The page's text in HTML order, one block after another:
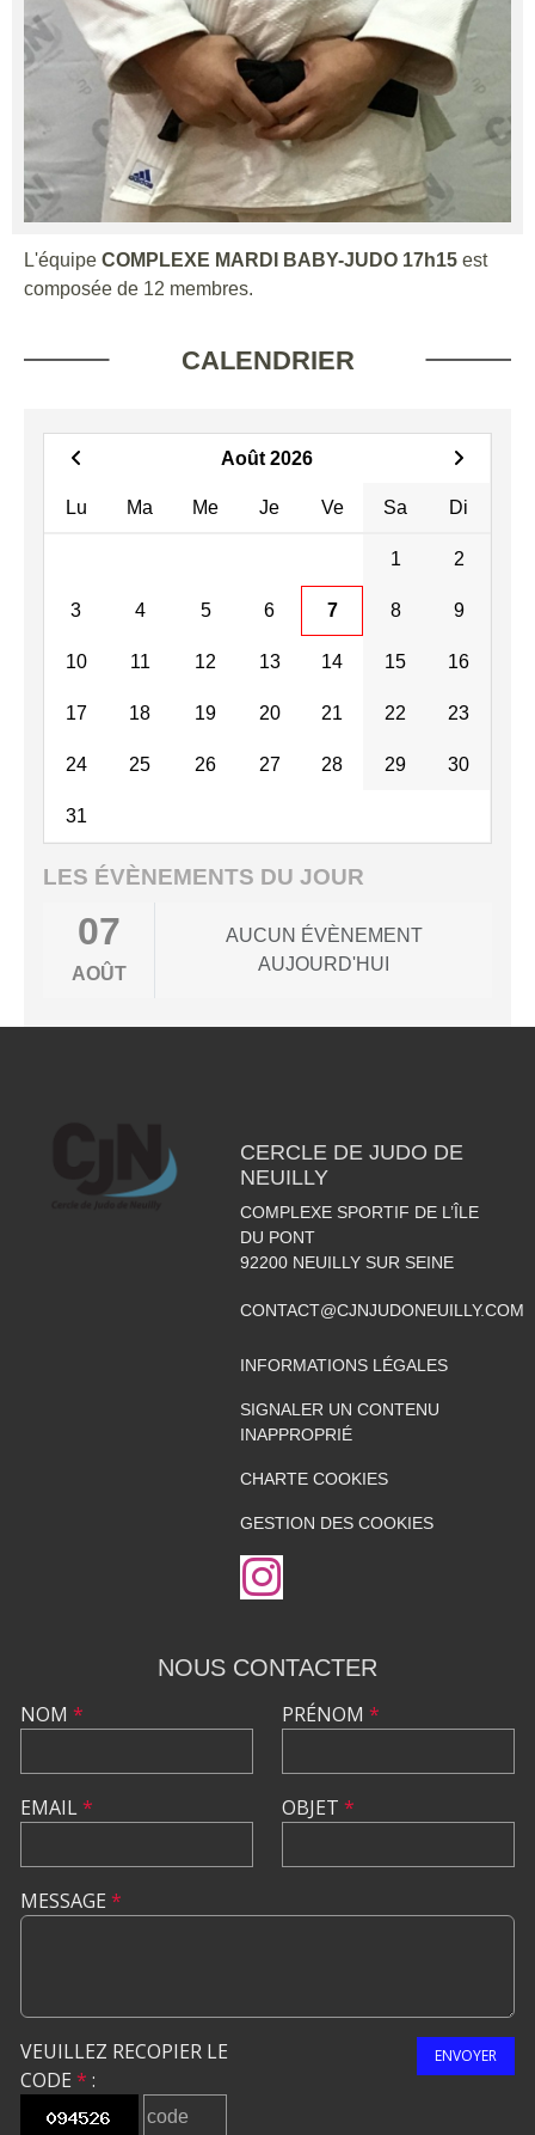
L'équipe COMPLEXE MARDI BABY-JUDO 17h15 est
composée de 12 membres.
CALENDRIER
Août 2026
Lu Ma Me Je Ve Sa Di
1 2
3 4 5 6 7 8 9
10 11 12 13 14 15 16
17 18 19 20 21 22 23
24 25 26 27 28 29 30
31
LES ÉVÈNEMENTS DU JOUR
07
AOÛT
AUCUN ÉVÈNEMENT
AUJOURD'HUI
CERCLE DE JUDO DE
NEUILLY
COMPLEXE SPORTIF DE L’ÎLE
DU PONT
92200 NEUILLY SUR SEINE
CONTACT@CJNJUDONEUILLY.COM
INFORMATIONS LÉGALES
SIGNALER UN CONTENU
INAPPROPRIÉ
CHARTE COOKIES
GESTION DES COOKIES
NOUS CONTACTER
NOM *
EMAIL*
PRÉNOM *
OBJET *
MESSAGE *
VEUILLEZ RECOPIER LE
CODE * :
ENVOYER